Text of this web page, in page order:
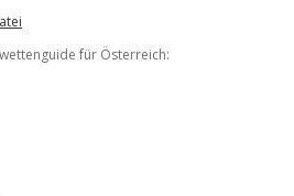
für Österreich: